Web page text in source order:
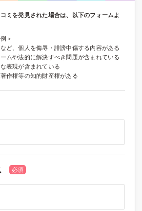
ミを発見された場合は、以下のフォームよ
＞
ど、個人を侮辱・誹謗中傷する内容がある
ムや法的に解決すべき問題が含まれている
表現が含まれている
作権等の知的財産権がある
必須